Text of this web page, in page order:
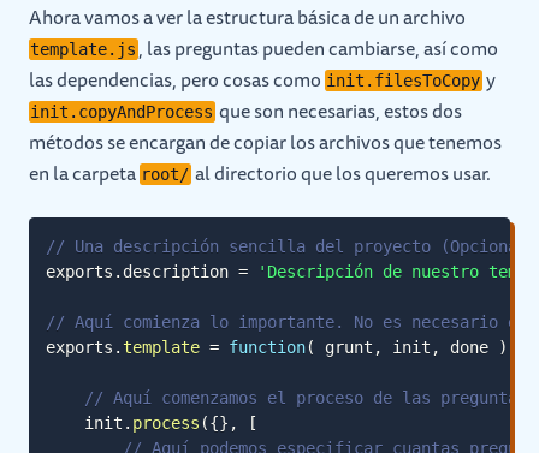
Ahora vamos a ver la estructura básica de un archivo
template.js, las preguntas pueden cambiarse, así como
las dependencias, pero cosas como init.filesToCopyy
init.copyAndProcessque son necesarias, estos dos
métodos se encargan de copiar los archivos que tenemos
en la carpeta root/al directorio que los queremos usar.
// Una descripción sencilla del proyecto (Opcional)
exports . description = 'Descripción de nuestro
// Aquí comienza lo importante. No es necesario
exports .template = function( grunt , init , done )
// Aquí comenzamos el proceso de las preguntas
    init
. process ({} ,
[
// Aquí podemos especificar cuantas